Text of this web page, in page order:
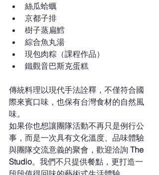
絲瓜蛤蠣
京都子排
樹子蒸扁鱈
綜合魚丸湯
現包肉粽（課程作品）
鐵觀音巴斯克蛋糕
傳統料理以現代手法詮釋，不僅符合國
際來賓口味，也保有台灣食材的自然風
味。
如果你也想讓團隊活動不再只是例行公
事，而是一次具有文化溫度、品味體驗
與團隊交流意義的聚會，歡迎洽詢 The
Studio。我們不只提供餐點，更打造一